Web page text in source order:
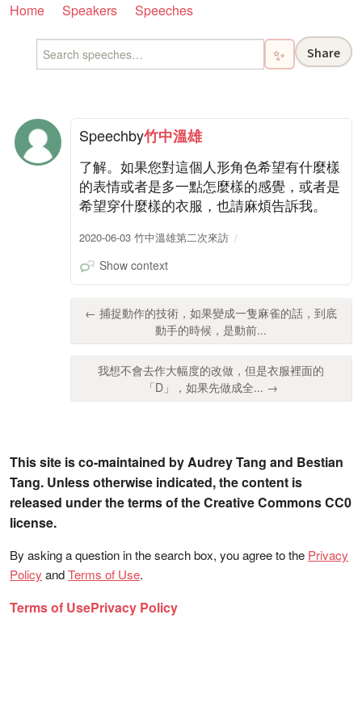
Home Speakers Speeches
✨ Share
Speechby竹中溫雄
了解。如果您對這個人形角色希望有什麼樣
的表情或者是多一點怎麼樣的感覺，或者是
希望穿什麼樣的衣服，也請麻煩告訴我。
2020-06-03 竹中溫雄第二次來訪
Show context
← 捕捉動作的技術，如果變成一隻麻雀的話，到底
動手的時候，是動前...
我想不會去作大幅度的改做，但是衣服裡面的
「D」，如果先做成全... →
This site is co-maintained by Audrey Tang and Bestian
Tang. Unless otherwise indicated, the content is
released under the terms of the Creative Commons CC0
license.
By asking a question in the search box, you agree to the Privacy
Policy andTerms of Use.
Terms of UsePrivacy Policy